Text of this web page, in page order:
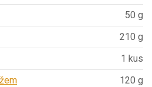
50 g
210 g
1 kus
120 g